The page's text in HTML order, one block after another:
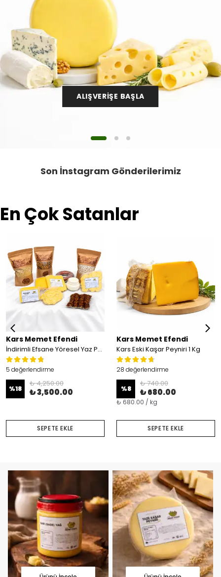
ALIŞVERİŞE BAŞLA
Son İnstagram Gönderilerimiz
En Çok Satanlar
Kars Memet Efendi
İndirimli Efsane Yöresel Yaz Paketi
5 değerlendirme
%18
₺ 4,250.00
₺ 3,500.00
SEPETE EKLE
Kars Memet Efendi
Kars Eski Kaşar Peyniri 1 Kg
28 değerlendirme
%8
₺ 740.00
₺ 680.00
₺ 680.00 / kg
SEPETE EKLE